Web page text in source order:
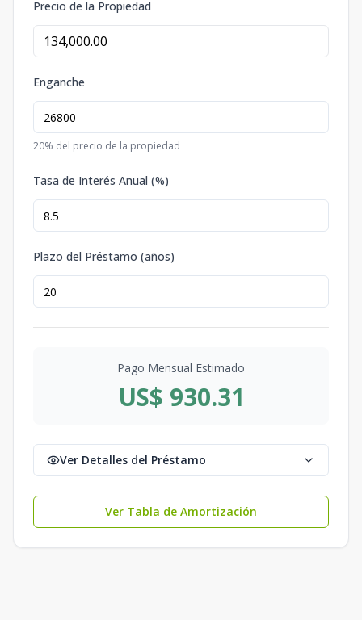
Precio de la Propiedad
Enganche
20% del precio de la propiedad
Tasa de Interés Anual (%)
Plazo del Préstamo (años)
Pago Mensual Estimado
US$ 930.31
Ver Detalles del Préstamo
Ver Tabla de Amortización